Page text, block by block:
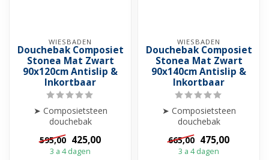
WIESBADEN
Douchebak Composiet
Stonea Mat Zwart
90x120cm Antislip &
Inkortbaar
➤ Composietsteen
douchebak
➤ Anti-slip
➤ Krasvrij & Stootbestendig
➤ Inkortba...
595,00 425,00
3 a 4 dagen
WIESBADEN
Douchebak Composiet
Stonea Mat Zwart
90x140cm Antislip &
Inkortbaar
➤ Composietsteen
douchebak
➤ Anti-slip
➤ Krasvrij & Stootbestendig
➤ Inkortba...
665,00 475,00
3 a 4 dagen